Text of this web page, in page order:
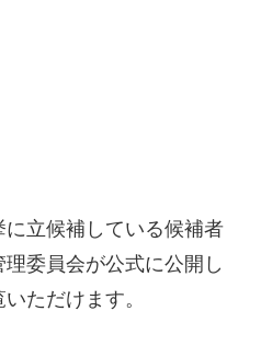
立候補している候補者
委員会が公式に公開し
ただけます。